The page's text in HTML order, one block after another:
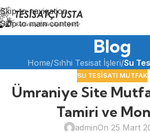
Skip to navigation
Skip to main content
Blog
Home/Sıhhi Tesisat İşleri/Su
SU TESISATI MUTFAK
Ümraniye Site
Tamiri ve
adminOn 25 Mart